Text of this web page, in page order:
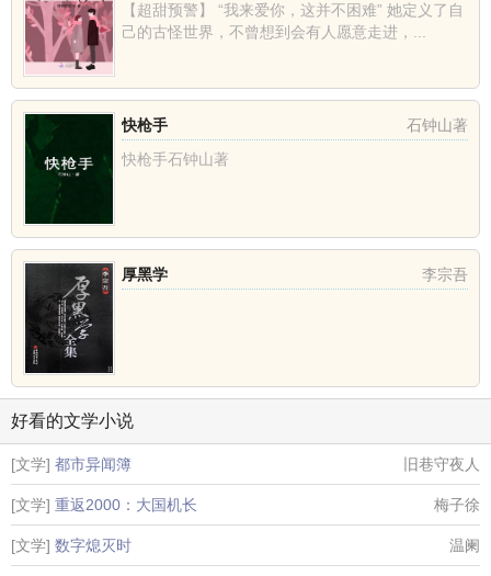
【超甜预警】 “我来爱你，这并不困难” 她定义了自
己的古怪世界，不曾想到会有人愿意走进，...
石钟山著
快枪手
快枪手石钟山著
李宗吾
厚黑学
好看的文学小说
[文学] 都市异闻簿 旧巷守夜人
[文学] 重返2000：大国机长 梅子徐
[文学] 数字熄灭时 温阑